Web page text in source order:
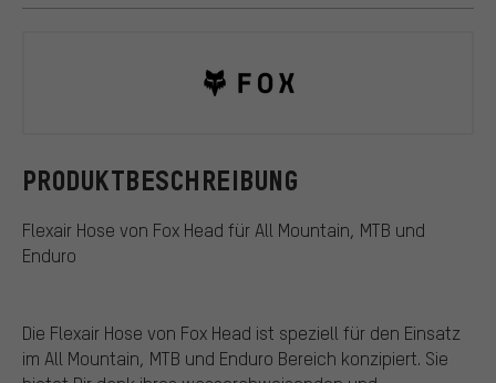
PRODUKTBESCHREIBUNG
Flexair Hose von Fox Head für All Mountain, MTB und
Enduro
Die Flexair Hose von Fox Head ist speziell für den Einsatz
im All Mountain, MTB und Enduro Bereich konzipiert. Sie